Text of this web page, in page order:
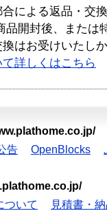
による返品・交
品開封後、または
はお受けいたし
詳しくはこちら
告 OpenBlocks
ついて
見積書・